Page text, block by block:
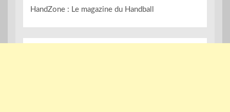
HandZone : Le magazine du Handball